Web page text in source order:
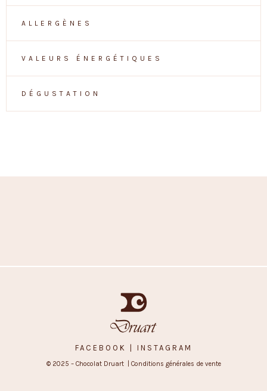
ALLERGÈNES
VALEURS ÉNERGÉTIQUES
DÉGUSTATION
FACEBOOK | INSTAGRAM
© 2025 – Chocolat Druart | Conditions générales de vente